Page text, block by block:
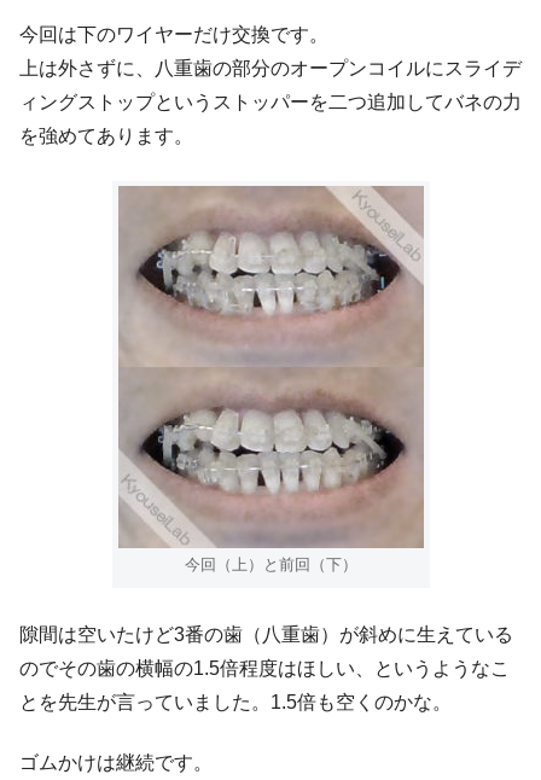
今回は下のワイヤーだけ交換です。
上は外さずに、八重歯の部分のオープンコイルにスライデ
ィングストップというストッパーを二つ追加してバネの力
を強めてあります。
今回（上）と前回（下）
隙間は空いたけど3番の歯（八重歯）が斜めに生えている
のでその歯の横幅の1.5倍程度はほしい、というようなこ
とを先生が言っていました。1.5倍も空くのかな。
ゴムかけは継続です。